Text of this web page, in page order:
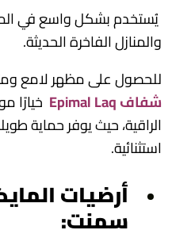
يُستخدم بشكل واسع في
والمنازل الفاخرة الحديثة.
للحصول على مظهر لامع
شفاف Epimal Laq
خيارًا
الراقية، حيث يوفر حماية
استثنائية.
أرضيات
سمنت: